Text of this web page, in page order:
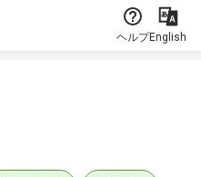
ヘルプEnglish